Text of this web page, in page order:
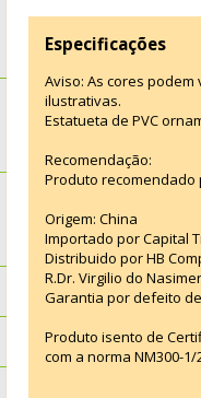
Especificações
Aviso: As cores
ilustrativas.
Estatueta de PVC
Recomendação:
Produto recomendado
Origem: China
Importado por Capital
Distribuido por HB
R.Dr. Virgilio do
Garantia por defeito
Produto isento de
com a norma NM300-